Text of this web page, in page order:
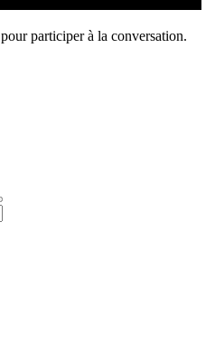
pour participer à la conversation.